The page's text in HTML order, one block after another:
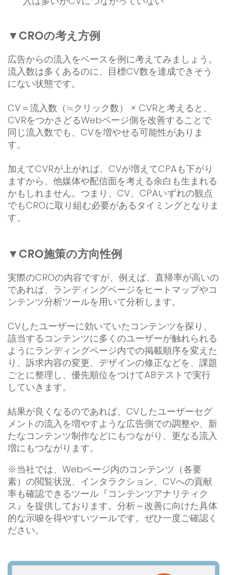
▼CROの考え方例
広告からの流入をベースを例に考えてみましょう。
流入数は多くあるのに、目標CV数を達成できそう
にない状態です。
CV＝流入数（≒クリック数） × CVRと考えると、
CVRをつかさどるWebページ側を改善することで
同じ流入数でも、CVを増やせる可能性がありま
す。
加えてCVRが上がれば、CVが増えてCPAも下がり
ますから、他媒体や配信面を考える余白も生まれる
かもしれません。つまり、CV、CPAいずれの観点
でもCROに取り組む必要があるタイミングとなりま
す。
▼CRO施策の方向性例
実際のCROの内容ですが、例えば、直帰率が高いの
であれば、ランディングページをヒートマップやコ
ンテンツ分析ツールを用いて分析します。
CVしたユーザーに効いていたコンテンツを探り、
該当するコンテンツに多くのユーザーが触れられる
ようにランディングページ内での掲載順序を変えた
り、訴求内容の変更、デザインの修正などを、課題
ごとに整理し、優先順位をつけてABテストで実行
していきます。
結果が良くなるのであれば、CVしたユーザーセグ
メントの流入を増やすような広告側での調整や、新
たなコンテンツ制作などにもつながり、更なる流入
増にもつながります。
※当社では、Webページ内のコンテンツ（各要
素）の閲覧状況、インタラクション、CVへの貢献
率も確認できるツール『コンテンツアナリティク
ス』を提供しております。分析～改善に向けた具体
的な示唆を得やすいツールです。ぜひ一度ご確認く
ださい。